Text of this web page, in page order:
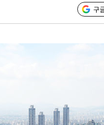
, 120일 후
개장
구